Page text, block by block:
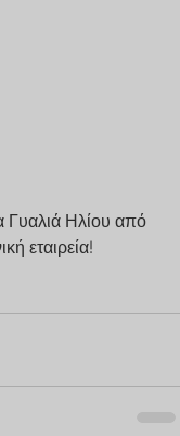
Γυαλιά Ηλίου από
εταιρεία!